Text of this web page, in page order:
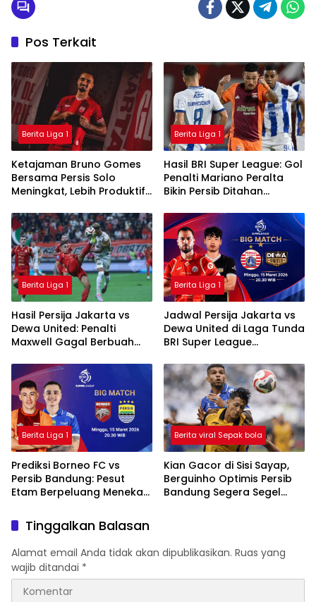
Pos Terkait
Berita Liga 1
Ketajaman Bruno Gomes
Bersama Persis Solo
Meningkat, Lebih Produktif
Padang
Berita Liga 1
Hasil BRI Super League: Gol
Penalti Mariano Peralta
Bikin Persib Ditahan
Berita Liga 1
Hasil Persija Jakarta vs
Dewa United: Penalti
Maxwell Gagal Berbuah
Ditahan Imbang
Berita Liga 1
Jadwal Persija Jakarta vs
Dewa United di Laga Tunda
BRI Super League
Berita Liga 1
Prediksi Borneo FC vs
Persib Bandung: Pesut
Etam Berpeluang Menekan
Berita viral Sepak bola
Kian Gacor di Sisi Sayap,
Berguinho Optimis Persib
Bandung Segera Segel
Tinggalkan Balasan
Alamat email Anda tidak akan dipublikasikan. Ruas yang
wajib ditandai *